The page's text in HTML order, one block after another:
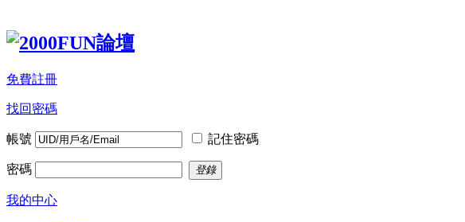
免費註冊
找回密碼
帳號 記住密碼
密碼 登錄
我的中心